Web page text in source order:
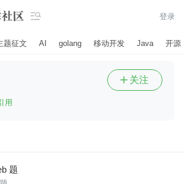
 登录
题征文 AI golang 移动开发 Java 开源
用
 关注
题